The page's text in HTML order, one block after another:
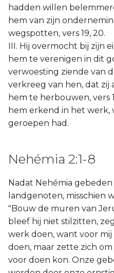
hadden willen
hem van zijn
wegspotten, vers 19, 20.
III. Hij overmocht bij zijn
hem te verenigen in dit
verwoesting ziende van
verkreeg van hen, dat
hem te herbouwen, vers
hem erkend in het werk,
geroepen had.
Nehémia 2:1-8
Nadat Nehémia
landgenoten, misschien
"Bouw de muren van
bleef hij niet stilzitten,
werk doen, want voor
doen, maar zette zich
voor doen kon. Onze